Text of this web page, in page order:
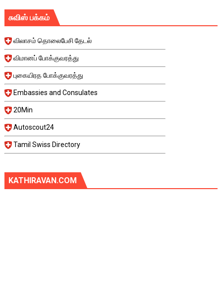
சுவிஸ் பக்கம்
விலாசம் தொலைபேசி தேடல்
விமானப் போக்குவரத்து
புகையிரத போக்குவரத்து
Embassies and Consulates
20Min
Autoscout24
Tamil Swiss Directory
KATHIRAVAN.COM